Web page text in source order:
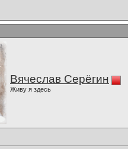
Вячеслав Серёгин
Живу я здесь